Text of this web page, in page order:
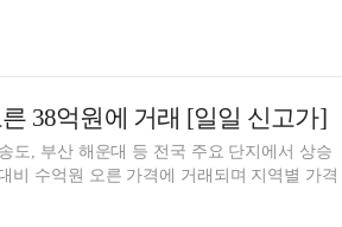
38억원에 거래 [일일 신고가]
도, 부산 해운대 등 전국 주요 단지에서 상승
비 수억원 오른 가격에 거래되며 지역별 가격